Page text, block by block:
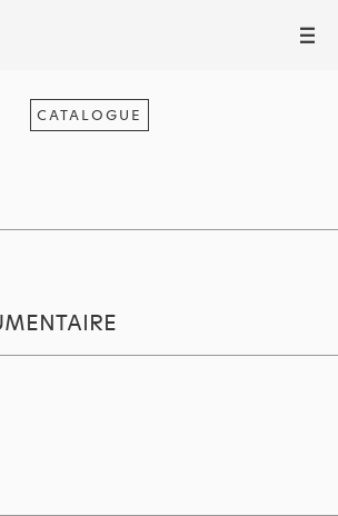
III
CATALOGUE